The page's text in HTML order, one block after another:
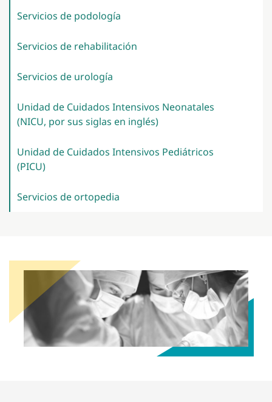
Servicios de podología
Servicios de rehabilitación
Servicios de urología
Unidad de Cuidados Intensivos Neonatales
(NICU, por sus siglas en inglés)
Unidad de Cuidados Intensivos Pediátricos
(PICU)
Servicios de ortopedia